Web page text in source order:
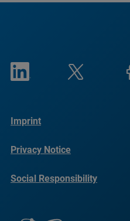
Imprint
Privacy Notice
Social Responsibility